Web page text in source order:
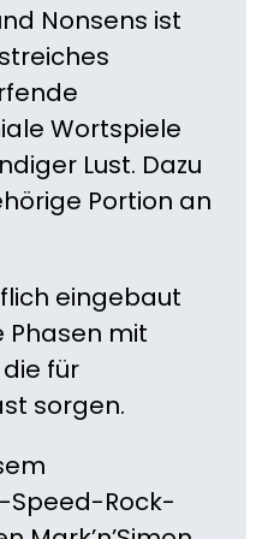
Nonsens ist
Wortspiele
Lust. Dazu
Portion an
eingebaut
Phasen mit
für
sorgen.
Speed-Rock-